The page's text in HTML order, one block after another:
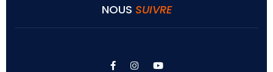
NOUS SUIVRE
facebookinstagramyoutube